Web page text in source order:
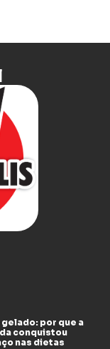
gelado: por que a
conquistou
nas dietas